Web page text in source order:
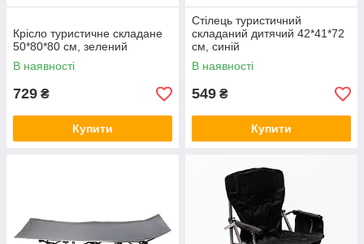
Крісло туристичне складане
50*80*80 см, зелений
В наявності
729 ₴
Купити
Стілець туристичний
складаний дитячий 42*41*72
см, синій
В наявності
549 ₴
Купити